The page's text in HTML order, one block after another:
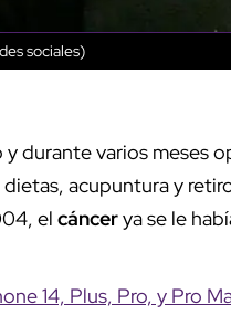
sociales)
durante varios meses
acupuntura y
el cáncerya se le
14, Plus, Pro, y Pro